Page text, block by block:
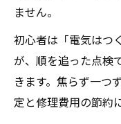
ント
セル回る
注目
バイクエン
ません。
初心者は「電気はつ
が、順を追った点検
きます。焦らず一つ
定と修理費用の節約